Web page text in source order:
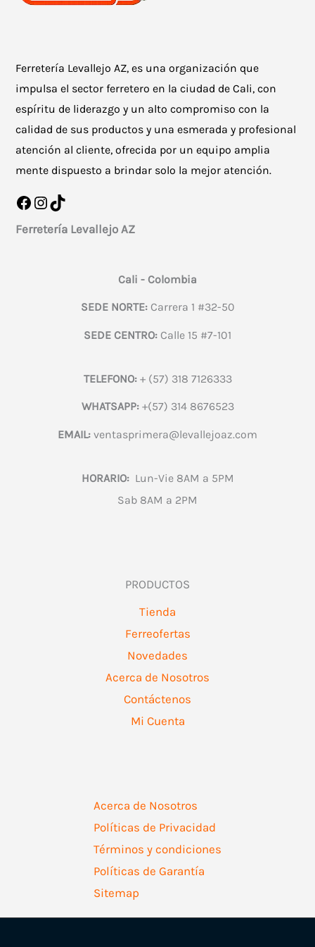
Ferretería Levallejo AZ, es una organización que
impulsa el sector ferretero en la ciudad de Cali, con
espíritu de liderazgo y un alto compromiso con la
calidad de sus productos y una esmerada y profesional
atención al cliente, ofrecida por un equipo amplia
mente dispuesto a brindar solo la mejor atención.
Facebook
Instagram
TikTok
Ferretería Levallejo AZ
Cali - Colombia
SEDE NORTE:Carrera 1 #32-50
SEDE CENTRO: Calle 15 #7-101
TELEFONO:+ (57) 318 7126333
WHATSAPP:+(57) 314 8676523
EMAIL: ventasprimera@levallejoaz.com
HORARIO:Lun-Vie 8AM a 5PM
Sab 8AM a 2PM
PRODUCTOS
Tienda
Ferreofertas
Novedades
Acerca de Nosotros
Contáctenos
Mi Cuenta
Acerca de Nosotros
Políticas de Privacidad
Términos y condiciones
Políticas de Garantía
Sitemap